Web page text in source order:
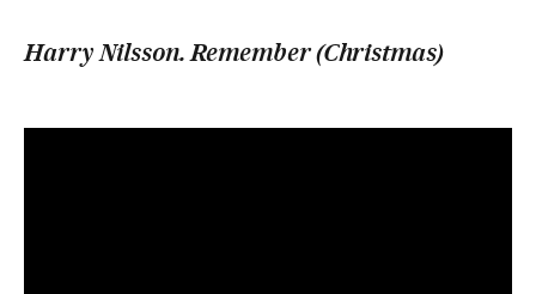
Harry Nilsson. Remember (Christmas)